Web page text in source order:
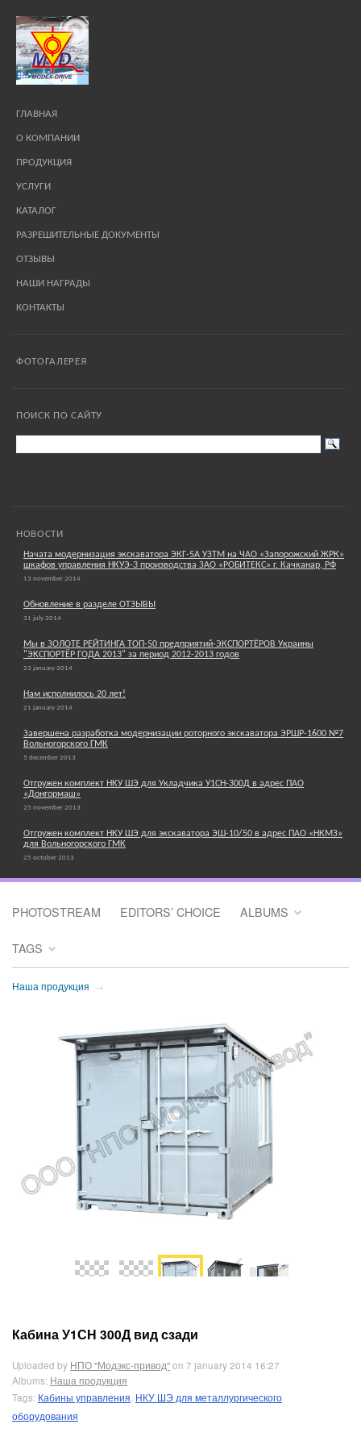
ГЛАВНАЯ
О КОМПАНИИ
ПРОДУКЦИЯ
УСЛУГИ
КАТАЛОГ
РАЗРЕШИТЕЛЬНЫЕ ДОКУМЕНТЫ
ОТЗЫВЫ
НАШИ НАГРАДЫ
КОНТАКТЫ
ФОТОГАЛЕРЕЯ
ПОИСК ПО САЙТУ
НОВОСТИ
Начата модернизация экскаватора ЭКГ-5А УЗТМ на ЧАО «Запорожский ЖРК»
шкафов управления НКУЭ-3 производства ЗАО «РОБИТЕКС» г. Качканар, РФ
13 november 2014
Обновление в разделе ОТЗЫВЫ
31 july 2014
Мы в ЗОЛОТЕ РЕЙТИНГА ТОП-50 предприятий-ЭКСПОРТЁРОВ Украины
"ЭКСПОРТЁР ГОДА 2013" за период 2012-2013 годов
23 january 2014
Нам исполнилось 20 лет!
21 january 2014
Завершена разработка модернизации роторного экскаватора ЭРШР-1600 №7
Вольногорского ГМК
5 december 2013
Отгружен комплект НКУ ШЭ для Укладчика У1СН-300Д в адрес ПАО
«Донгормаш»
25 november 2013
Отгружен комплект НКУ ШЭ для экскаватора ЭШ-10/50 в адрес ПАО «НКМЗ»
для Вольногорского ГМК
25 october 2013
PHOTOSTREAM EDITORS’ CHOICE ALBUMS
TAGS
Наша продукция →
Кабина У1СН 300Д вид сзади
Uploaded by НПО "Модэкс-привод"on 7 january 2014 16:27
Albums: Наша продукция
Tags: Кабины управления, НКУ ШЭ для металлургического
оборудования